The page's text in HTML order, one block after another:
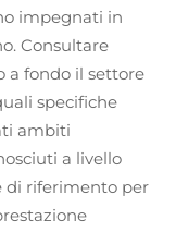
impegnati in
Consultare
a fondo il settore
specifiche
ambiti
a livello
di riferimento per